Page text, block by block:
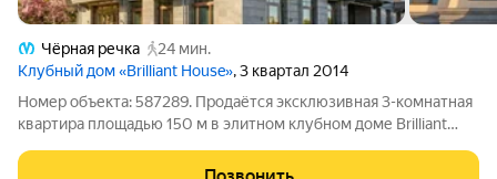
Чёрная речка
24 мин.
Клубный дом «Brilliant House», 3 квартал 2014
Номер объекта: 587289. Продаётся эксклюзивная 3-комнатная
квартира площадью 150 м в элитном клубном доме Brilliant
районов Санкт-Петербурга. О квартире Площадь 150 м